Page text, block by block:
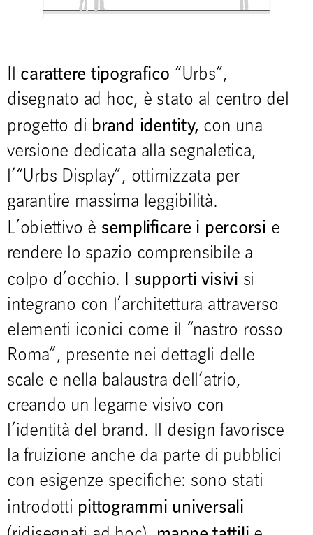
Il carattere tipografico “Urbs”,
disegnato ad hoc, è stato al centro del
progetto di brand identity, con una
versione dedicata alla segnaletica,
l’“Urbs Display”, ottimizzata per
garantire massima leggibilità.
L’obiettivo è semplificare i percorsi e
rendere lo spazio comprensibile a
colpo d’occhio. I supporti visivi si
integrano con l’architettura attraverso
elementi iconici come il “nastro rosso
Roma”, presente nei dettagli delle
scale e nella balaustra dell’atrio,
creando un legame visivo con
l’identità del brand. Il design favorisce
la fruizione anche da parte di pubblici
con esigenze specifiche: sono stati
introdotti pittogrammi universali